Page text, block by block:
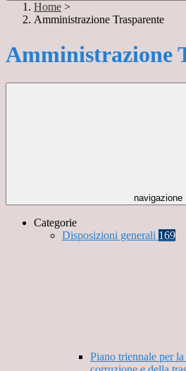
Home >
Amministrazione Trasparente
Amministrazione
navigazione
Categorie
Disposizioni generali 169
Piano triennale per